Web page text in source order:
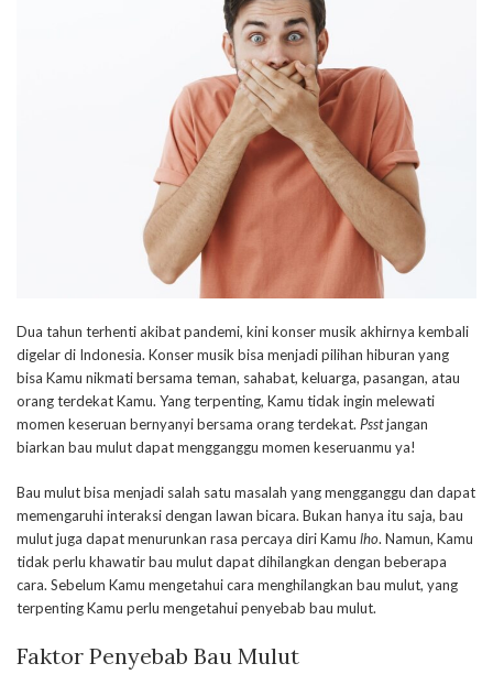
Dua tahun terhenti akibat pandemi, kini konser musik akhirnya kembali
digelar di Indonesia. Konser musik bisa menjadi pilihan hiburan yang
bisa Kamu nikmati bersama teman, sahabat, keluarga, pasangan, atau
orang terdekat Kamu. Yang terpenting, Kamu tidak ingin melewati
momen keseruan bernyanyi bersama orang terdekat. Psstjangan
biarkan bau mulut dapat mengganggu momen keseruanmu ya!
Bau mulut bisa menjadi salah satu masalah yang mengganggu dan dapat
memengaruhi interaksi dengan lawan bicara. Bukan hanya itu saja, bau
mulut juga dapat menurunkan rasa percaya diri Kamu lho. Namun, Kamu
tidak perlu khawatir bau mulut dapat dihilangkan dengan beberapa
cara. Sebelum Kamu mengetahui cara menghilangkan bau mulut, yang
terpenting Kamu perlu mengetahui penyebab bau mulut.
Faktor Penyebab Bau Mulut